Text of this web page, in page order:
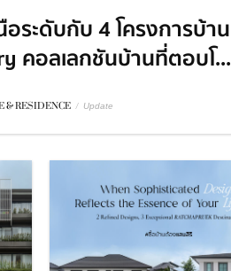
ระดับกับ 4 โครงการบ้าน
คอลเลกชันบ้านที่ตอบโ...
& RESIDENCE / Update